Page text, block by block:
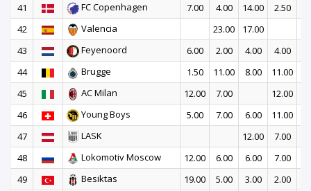
41
FC Copenhagen 7.00 4.00 14.00 2.50
42
Valencia 23.00
17.00
43
Feyenoord 6.00 2.00 4.00 4.00
44
Brugge 1.50 11.00 8.00 11.00
45
AC Milan 12.00 7.00 12.00
46
Young Boys 5.00 7.00 6.00 11.00
47
LASK 12.00 7.00
48
Lokomotiv Moscow 12.00 6.00 6.00 7.00
49
Besiktas 19.00 5.00 3.00 2.00